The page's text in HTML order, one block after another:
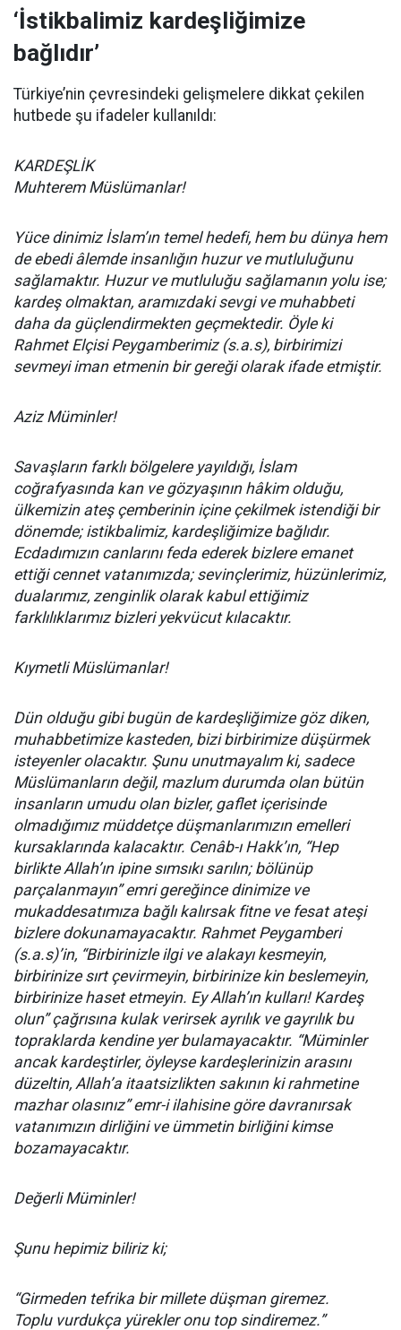
‘İstikbalimiz kardeşliğimize
bağlıdır’
Türkiye’nin çevresindeki gelişmelere dikkat çekilen
hutbede şu ifadeler kullanıldı:
KARDEŞLİK
Muhterem Müslümanlar!
Yüce dinimiz İslam’ın temel hedefi, hem bu dünya hem
de ebedi âlemde insanlığın huzur ve mutluluğunu
sağlamaktır. Huzur ve mutluluğu sağlamanın yolu ise;
kardeş olmaktan, aramızdaki sevgi ve muhabbeti
daha da güçlendirmekten geçmektedir. Öyle ki
Rahmet Elçisi Peygamberimiz (s.a.s), birbirimizi
sevmeyi iman etmenin bir gereği olarak ifade etmiştir.
Aziz Müminler!
Savaşların farklı bölgelere yayıldığı, İslam
coğrafyasında kan ve gözyaşının hâkim olduğu,
ülkemizin ateş çemberinin içine çekilmek istendiği bir
dönemde; istikbalimiz, kardeşliğimize bağlıdır.
Ecdadımızın canlarını feda ederek bizlere emanet
ettiği cennet vatanımızda; sevinçlerimiz, hüzünlerimiz,
dualarımız, zenginlik olarak kabul ettiğimiz
farklılıklarımız bizleri yekvücut kılacaktır.
Kıymetli Müslümanlar!
Dün olduğu gibi bugün de kardeşliğimize göz diken,
muhabbetimize kasteden, bizi birbirimize düşürmek
isteyenler olacaktır. Şunu unutmayalım ki, sadece
Müslümanların değil, mazlum durumda olan bütün
insanların umudu olan bizler, gaflet içerisinde
olmadığımız müddetçe düşmanlarımızın emelleri
kursaklarında kalacaktır. Cenâb-ı Hakk’ın, “Hep
birlikte Allah’ın ipine sımsıkı sarılın; bölünüp
parçalanmayın” emri gereğince dinimize ve
mukaddesatımıza bağlı kalırsak fitne ve fesat ateşi
bizlere dokunamayacaktır. Rahmet Peygamberi
(s.a.s)’in, “Birbirinizle ilgi ve alakayı kesmeyin,
birbirinize sırt çevirmeyin, birbirinize kin beslemeyin,
birbirinize haset etmeyin. Ey Allah’ın kulları! Kardeş
olun” çağrısına kulak verirsek ayrılık ve gayrılık bu
topraklarda kendine yer bulamayacaktır. “Müminler
ancak kardeştirler, öyleyse kardeşlerinizin arasını
düzeltin, Allah’a itaatsizlikten sakının ki rahmetine
mazhar olasınız” emr-i ilahisine göre davranırsak
vatanımızın dirliğini ve ümmetin birliğini kimse
bozamayacaktır.
Değerli Müminler!
Şunu hepimiz biliriz ki;
“Girmeden tefrika bir millete düşman giremez.
Toplu vurdukça yürekler onu top sindiremez.”